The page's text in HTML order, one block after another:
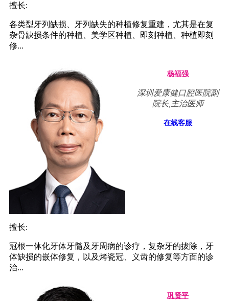
擅长:
各类型牙列缺损、牙列缺失的种植修复重建，尤其是在复
杂骨缺损条件的种植、美学区种植、即刻种植、种植即刻
修...
杨福强
深圳爱康健口腔医院副
院长,主治医师
在线客服
擅长:
冠根一体化牙体牙髓及牙周病的诊疗，复杂牙的拔除，牙
体缺损的嵌体修复，以及烤瓷冠、义齿的修复等方面的诊
治...
巩贤平